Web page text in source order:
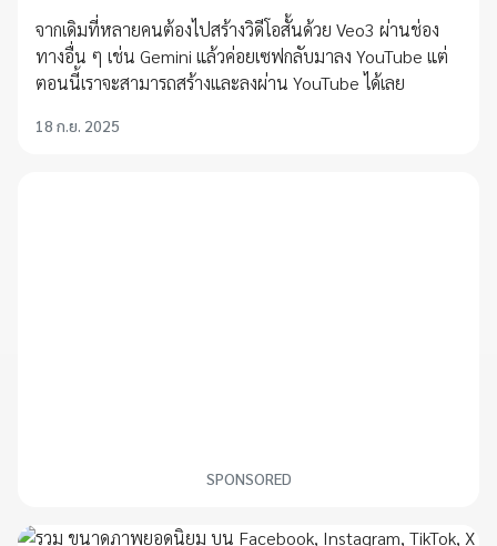
จากเดิมที่หลายคนต้องไปสร้างวิดีโอสั้นด้วย Veo3 ผ่านช่อง
ทางอื่น ๆ เช่น Gemini แล้วค่อยเซฟกลับมาลง YouTube แต่
ตอนนี้เราจะสามารถสร้างและลงผ่าน YouTube ได้เลย
18 ก.ย. 2025
SPONSORED